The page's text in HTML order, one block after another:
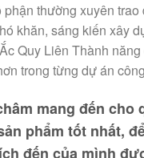
phận thường xuyên trao
khăn, sáng kiến xây
Quy Liên Thành
trong từng dự án
mang đến cho
phẩm tốt nhất,
đến của mình